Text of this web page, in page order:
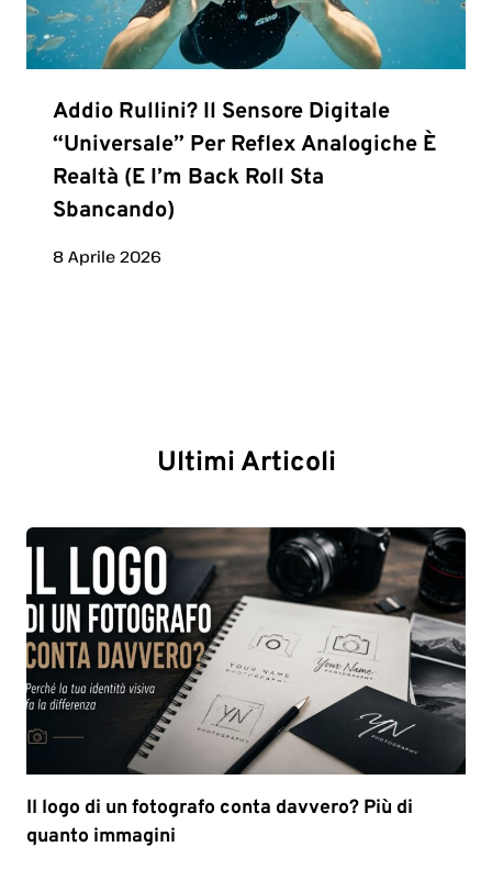
Addio Rullini? Il Sensore Digitale
“universale” Per Reflex Analogiche È
Realtà (e I’m Back Roll Sta
Sbancando)
8 Aprile 2026
Ultimi Articoli
Il logo di un fotografo conta davvero? Più di
quanto immagini